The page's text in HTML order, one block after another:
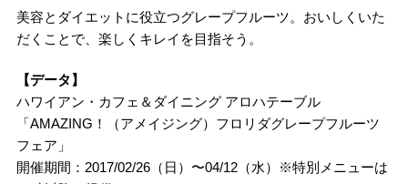
美容とダイエットに役立つグレープフルーツ。おいしくいた
だくことで、楽しくキレイを目指そう。
【データ】
ハワイアン・カフェ＆ダイニング アロハテーブル
「AMAZING！（アメイジング）フロリダグレープフルーツ
フェア」
開催期間：2017/02/26（日）〜04/12（水）※特別メニューは